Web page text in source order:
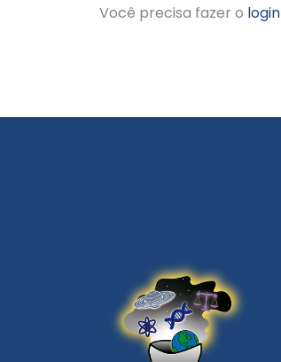
Você precisa fazer o login